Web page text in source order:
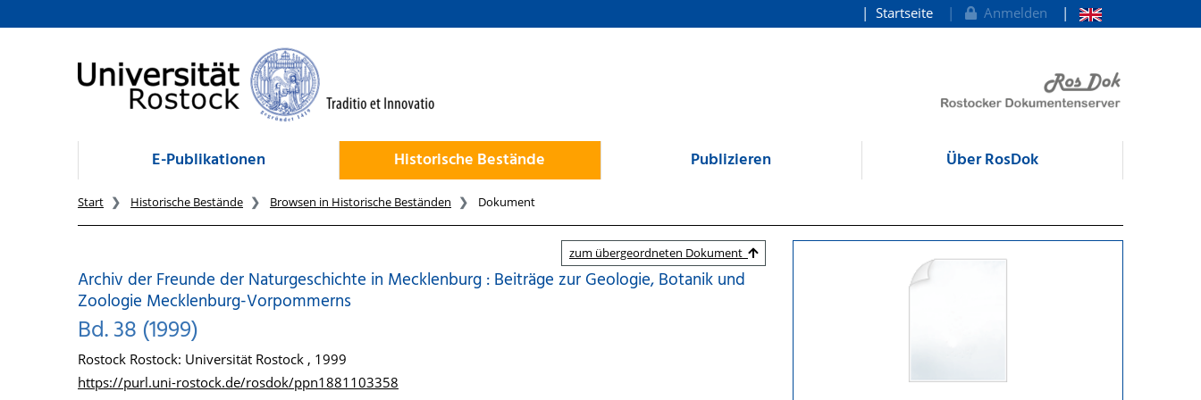
zum Inhalt
Startseite Anmelden
E-Publikationen Historische Bestände Publizieren Über RosDok
Start Historische Bestände Browsen in Historische Beständen Dokument
zum übergeordneten Dokument
Archiv der Freunde der Naturgeschichte in Mecklenburg : Beiträge zur Geologie, Botanik und
Zoologie Mecklenburg-Vorpommerns
Bd. 38 (1999)
Rostock Rostock: Universität Rostock , 1999
https://purl.uni-rostock.de/rosdok/ppn1881103358